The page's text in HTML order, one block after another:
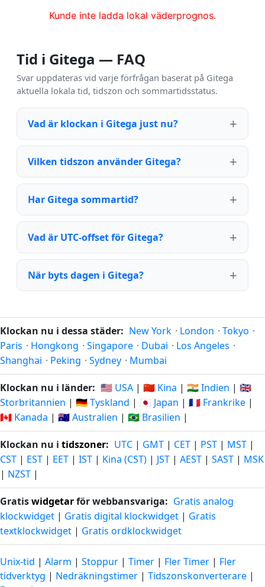
Kunde inte ladda lokal väderprognos.
Tid i Gitega — FAQ
Svar uppdateras vid varje förfrågan baserat på Gitega
aktuella lokala tid, tidszon och sommartidsstatus.
Vad är klockan i Gitega just nu?
Vilken tidszon använder Gitega?
Har Gitega sommartid?
Vad är UTC-offset för Gitega?
När byts dagen i Gitega?
Klockan nu i dessa städer: New York · London · Tokyo ·
Paris · Hongkong · Singapore · Dubai · Los Angeles ·
Shanghai · Peking · Sydney · Mumbai
Klockan nu i länder: 🇺🇸 USA | 🇨🇳 Kina | 🇮🇳 Indien | 🇬🇧
Storbritannien | 🇩🇪 Tyskland | 🇯🇵 Japan | 🇫🇷 Frankrike |
🇨🇦 Kanada | 🇦🇺 Australien | 🇧🇷 Brasilien |
Klockan nu i tidszoner: UTC | GMT | CET | PST | MST |
CST | EST | EET | IST | Kina (CST) | JST | AEST | SAST | MSK
| NZST |
Gratiswidgetarför webbansvariga: Gratis analog
klockwidget | Gratis digital klockwidget | Gratis
textklockwidget | Gratis ordklockwidget
Unix-tid | Alarm | Stoppur | Timer | Fler Timer | Fler
tidverktyg | Nedräkningstimer | Tidszonskonverterare |